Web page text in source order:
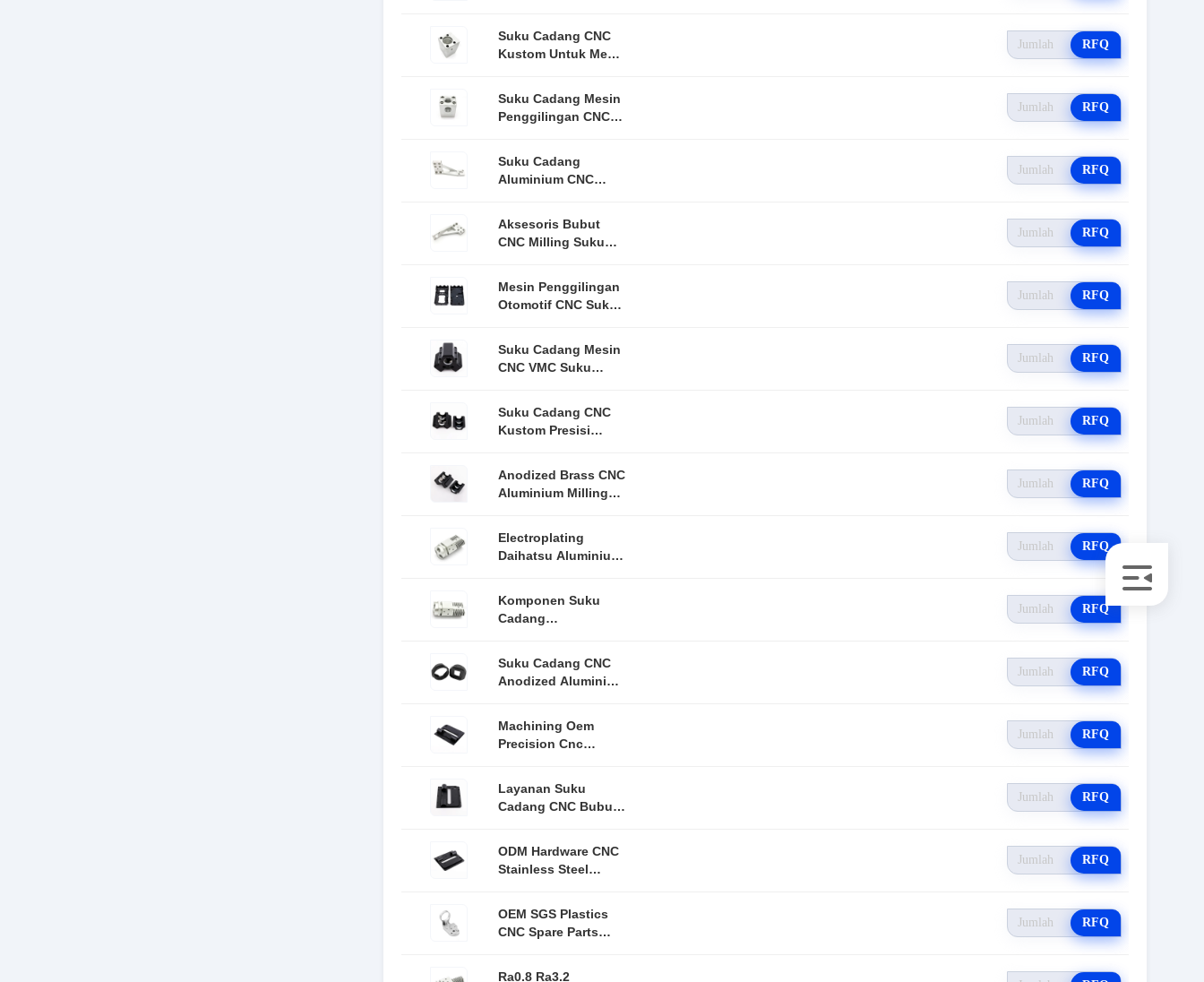
Otomotif
Disesuaikan
Suku Cadang CNC
Kustom Untuk Mesin
Ra3.2
RFQ
Suku Cadang Mesin
Penggilingan CNC
RFQ
Suku Cadang
Aluminium CNC
Presisi Tinggi
RFQ
Aksesoris Bubut
CNC Milling Suku
RFQ
Mesin Penggilingan
Otomotif CNC Suku
RFQ
Suku Cadang Mesin
CNC VMC Suku
Mesin OEM
RFQ
Suku Cadang CNC
Kustom Presisi
RFQ
Anodized Brass CNC
Aluminium Milling
Otomatis
RFQ
Electroplating
Daihatsu Aluminium
RFQ
Komponen Suku
Cadang
RFQ
Suku Cadang CNC
Anodized Aluminium
Mesin
RFQ
Machining Oem
Precision Cnc
RFQ
Layanan Suku
Cadang CNC Bubut
Kuningan
RFQ
ODM Hardware CNC
Stainless Steel
Mesin Presisi
RFQ
OEM SGS Plastics
CNC Spare Parts
RFQ
Ra0.8 Ra3.2